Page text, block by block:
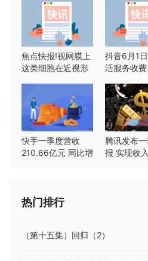
焦点快报!视网膜上
这类细胞在近视形
抖音6月1
活服务收
快手一季度营收
210.66亿元 同比增
腾讯发布
报 实现收
热门排行
（第十五集）回归（2）